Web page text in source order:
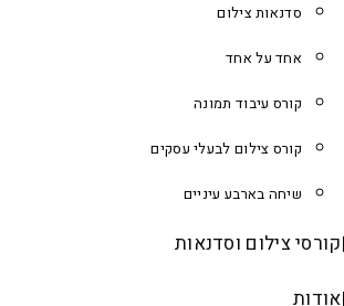
סדנאות צילום
אחד על אחד
קורס עיבוד תמונה
קורס צילום לבעלי עסקים
שיחה בארבע עיניים
קורסי צילום וסדנאות
אודות